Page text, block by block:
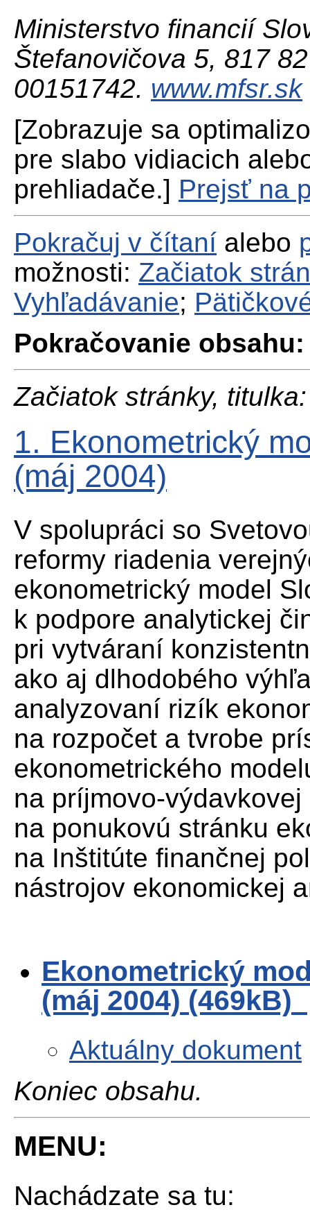
Ministerstvo financií
Štefanovičova 5, 817
00151742. www.mfsr.sk
[Zobrazuje sa
pre slabo vidiacich
prehliadače.] Prejsť na
Pokračuj v čítaní alebo
možnosti: Začiatok
Vyhľadávanie;
Pokračovanie obsahu:
Začiatok stránky, titulka:
1. Ekonometrický
(máj 2004)
V spolupráci so
reformy riadenia
ekonometrický model
k podpore analytickej
pri vytváraní
ako aj dlhodobého
analyzovaní rizík
na rozpočet a tvrobe
ekonometrického
na príjmovo-
na ponukovú stránku
na Inštitúte finančnej
nástrojov ekonomickej
Ekonometrický
(máj 2004) (469kB)
Aktuálny dokument
Koniec obsahu.
MENU:
Nachádzate sa tu: